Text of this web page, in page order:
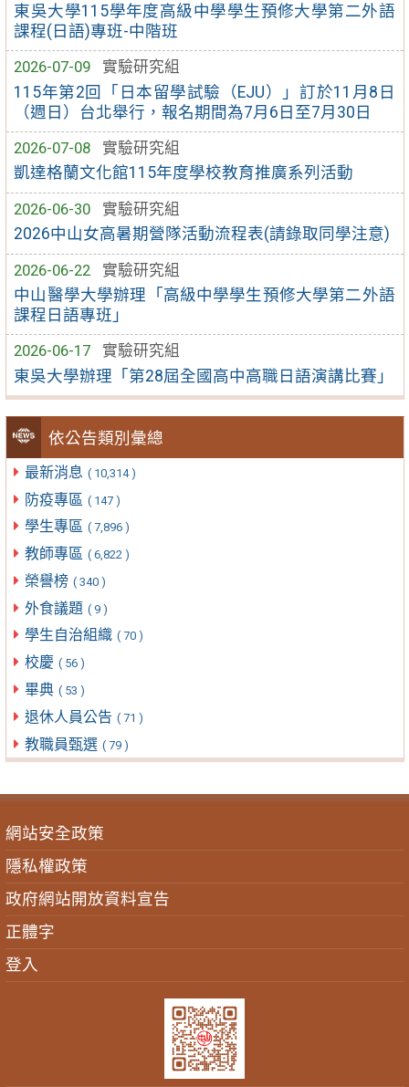
東吳大學115學年度高級中學學生預修大學第二外語
課程(日語)專班-中階班
2026-07-09
實驗研究組
115年第2回「日本留學試驗（EJU）」訂於11月8日
（週日）台北舉行，報名期間為7月6日至7月30日
2026-07-08
實驗研究組
凱達格蘭文化館115年度學校教育推廣系列活動
2026-06-30
實驗研究組
2026中山女高暑期營隊活動流程表(請錄取同學注意)
2026-06-22
實驗研究組
中山醫學大學辦理「高級中學學生預修大學第二外語
課程日語專班」
2026-06-17
實驗研究組
東吳大學辦理「第28屆全國高中高職日語演講比賽」
依公告類別彙總
最新消息 ( 10,314 )
防疫專區 ( 147 )
學生專區 ( 7,896 )
教師專區 ( 6,822 )
榮譽榜 ( 340 )
外食議題 ( 9 )
學生自治組織 ( 70 )
校慶 ( 56 )
畢典 ( 53 )
退休人員公告 ( 71 )
教職員甄選 ( 79 )
網站安全政策
隱私權政策
政府網站開放資料宣告
正體字
登入